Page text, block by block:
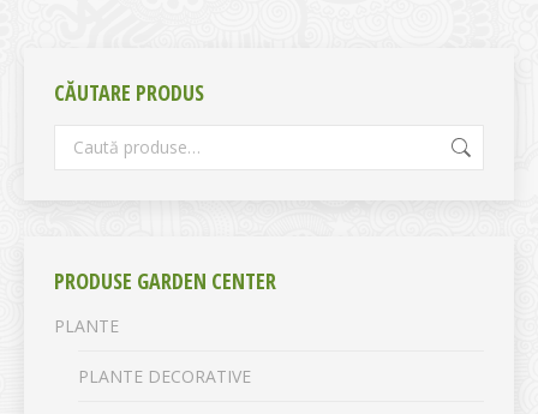
CĂUTARE PRODUS
PRODUSE GARDEN CENTER
PLANTE
PLANTE DECORATIVE